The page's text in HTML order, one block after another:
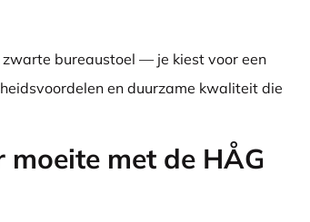
zwarte bureaustoel — je kiest voor een
en duurzame kwaliteit die
met de HÅG